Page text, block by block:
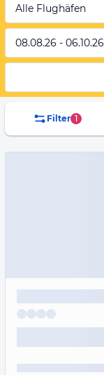
Alle Flughäfen
08.08.26 - 06.10.26
Filter 1